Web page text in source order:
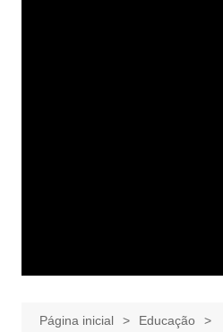
Página inicial
Educação